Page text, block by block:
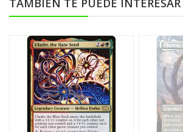
TAMBIÉN TE PUEDE INTERESAR